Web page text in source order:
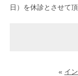
日）を休診とさせて頂
« イ